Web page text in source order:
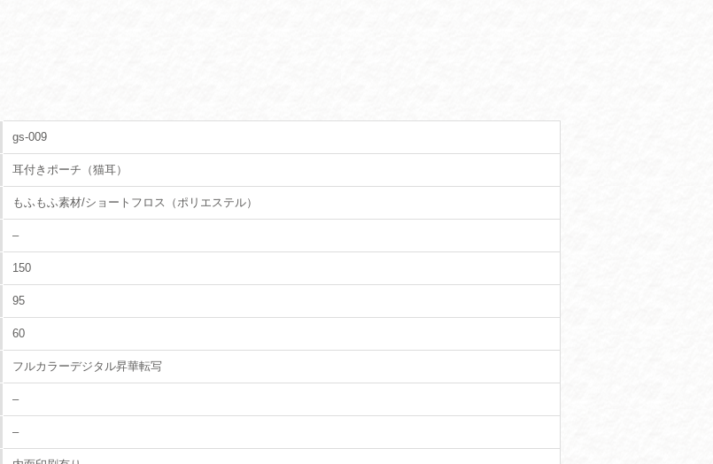
gs-009
耳付きポーチ（猫耳）
もふもふ素材/ショートフロス（ポリエステル）
–
150
95
60
フルカラーデジタル昇華転写
–
–